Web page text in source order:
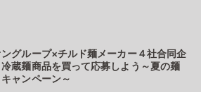
ングループ×チルド麺メーカー４社合同企
蔵麺商品を買って応募しよう～夏の麺
ャンペーン～